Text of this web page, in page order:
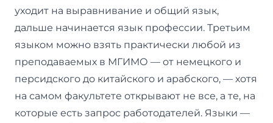
уходит на выравнивание и общий язык,
дальше начинается язык профессии. Третьим
языком можно взять практически любой из
преподаваемых в МГИМО — от немецкого и
персидского до китайского и арабского, — хотя
на самом факультете открывают не все, а те, на
которые есть запрос работодателей. Языки —